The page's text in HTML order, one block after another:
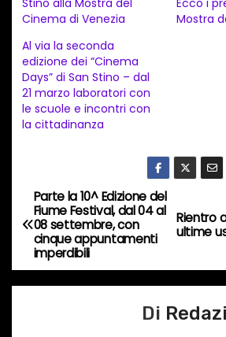
m
e
n
t
o
i
o
r
s
…
Cinema di Venezia
Mostra
Al via la seconda
edizione dei “Cinema
Days” di San Stino – dal
21 marzo laboratori con
le scuole e incontri con
la cittadinanza
N
a
v
Rientro
ultime
Parte la 10^ Edizione del
Fiume Festival, dal 04 al
08 settembre, con
cinque appuntamenti
imperdibili
Di